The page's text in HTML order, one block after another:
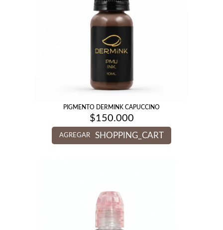
PIGMENTO DERMINK CAPUCCINO
$150.000
AGREGAR SHOPPING_CART